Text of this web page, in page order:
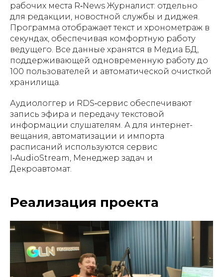
рабочих места R‑News Журналист: отдельно
для редакции, новостной службы и диджея.
Программа отображает текст и хронометраж в
секундах, обеспечивая комфортную работу
ведущего. Все данные хранятся в Медиа БД,
поддерживающей одновременную работу до
100 пользователей и автоматической очисткой
хранилища.
Аудиологгер и RDS‑сервис обеспечивают
запись эфира и передачу текстовой
информации слушателям. А для интернет-
вещания, автоматизации и импорта
расписаний используются сервис
I‑AudioStream, Менеджер задач и
Декроавтомат.
Реализация проекта